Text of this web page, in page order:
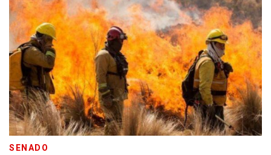
SENADO